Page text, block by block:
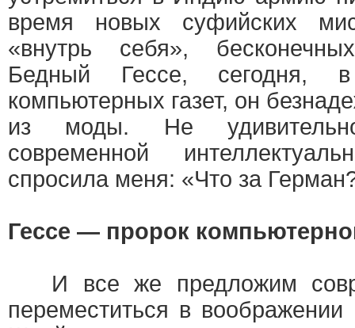
время новых суфийских
«внутрь себя»,
Бедный Гессе, сегодня,
компьютерных газет, он
из моды. Не
современной
спросила меня: «Что за
Гессе — пророк
И все же предложим
переместиться в